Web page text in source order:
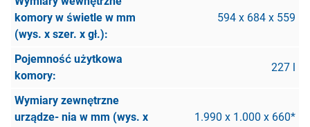
594 x 684 x 559
227 l
1.990 x 1.000 x 660*